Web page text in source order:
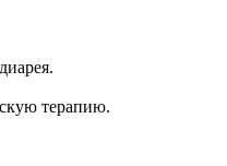
терапию.